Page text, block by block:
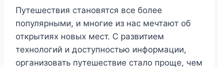
Путешествия становятся все более
популярными, и многие из нас мечтают об
открытиях новых мест. С развитием
технологий и доступностью информации,
организовать путешествие стало проще, чем